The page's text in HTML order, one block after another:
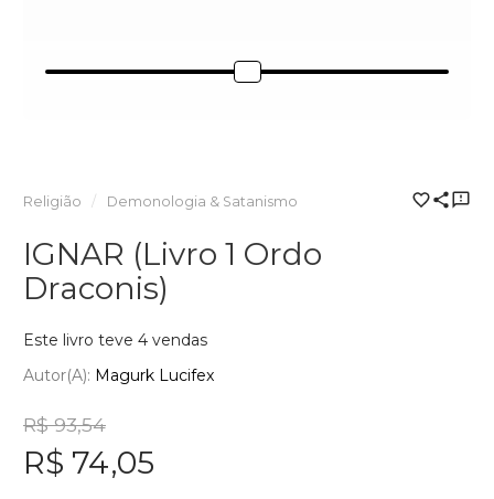
Religião Demonologia & Satanismo
IGNAR (Livro 1 Ordo
Draconis)
Este livro teve 4 vendas
Autor(a): Magurk Lucifex
R$ 93,54
R$ 74,05